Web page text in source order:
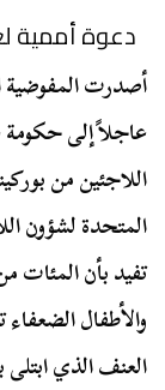
دعوة أممية
أصدرت المفوضية
عاجلاً إلى حكومة
اللاجئين من
المتحدة لشؤون
تفيد بأن المئات
والأطفال
العنف الذي